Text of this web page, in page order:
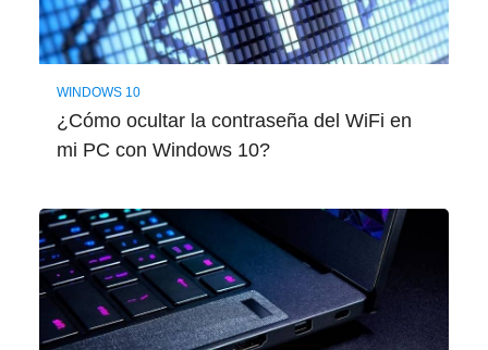
WINDOWS 10
¿Cómo ocultar la contraseña del WiFi en
mi PC con Windows 10?